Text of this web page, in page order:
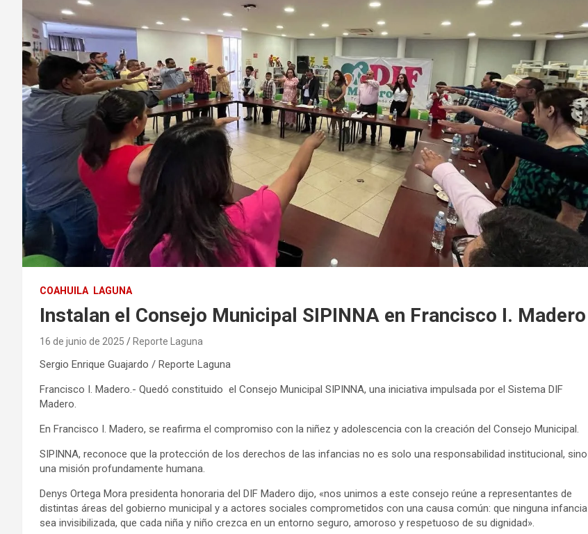
COAHUILA LAGUNA
Instalan el Consejo Municipal SIPINNA en Francisco I. Madero
16 de junio de 2025 Reporte Laguna
Sergio Enrique Guajardo / Reporte Laguna
Francisco I. Madero.- Quedó constituido el Consejo Municipal SIPINNA, una iniciativa impulsada por el Sistema DIF
Madero.
En Francisco I. Madero, se reafirma el compromiso con la niñez y adolescencia con la creación del Consejo Municipal.
SIPINNA, reconoce que la protección de los derechos de las infancias no es solo una responsabilidad institucional, sino
una misión profundamente humana.
Denys Ortega Mora presidenta honoraria del DIF Madero dijo, «nos unimos a este consejo reúne a representantes de
distintas áreas del gobierno municipal y a actores sociales comprometidos con una causa común: que ninguna infancia
sea invisibilizada, que cada niña y niño crezca en un entorno seguro, amoroso y respetuoso de su dignidad».